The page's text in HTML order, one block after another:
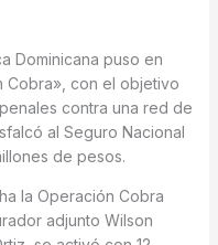
Dominicana puso en
Cobra», con el objetivo
contra una red de
al Seguro Nacional
de pesos.
la Operación Cobra
adjunto Wilson